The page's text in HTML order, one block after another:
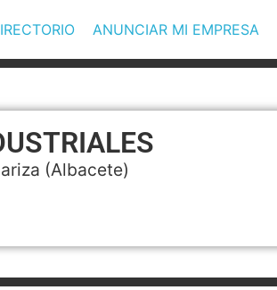
ANUNCIAR MI EMPRESA
(Albacete)